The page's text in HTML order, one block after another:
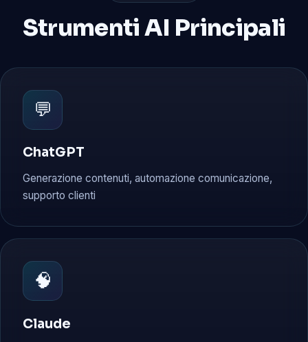
Strumenti AI Principali
💬
ChatGPT
Generazione contenuti, automazione comunicazione,
supporto clienti
🧠
Claude